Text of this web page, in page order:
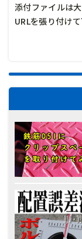
添付ファイルは
URLを張り付けて